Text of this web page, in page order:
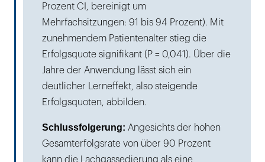
Prozent CI, bereinigt um
Mehrfachsitzungen: 91 bis 94 Prozent). Mit
zunehmendem Patientenalter stieg die
Erfolgsquote signifikant (P = 0,041). Über die
Jahre der Anwendung lässt sich ein
deutlicher Lerneffekt, also steigende
Erfolgsquoten, abbilden.
Schlussfolgerung: Angesichts der hohen
Gesamterfolgsrate von über 90 Prozent
kann die Lachgassedierung als eine